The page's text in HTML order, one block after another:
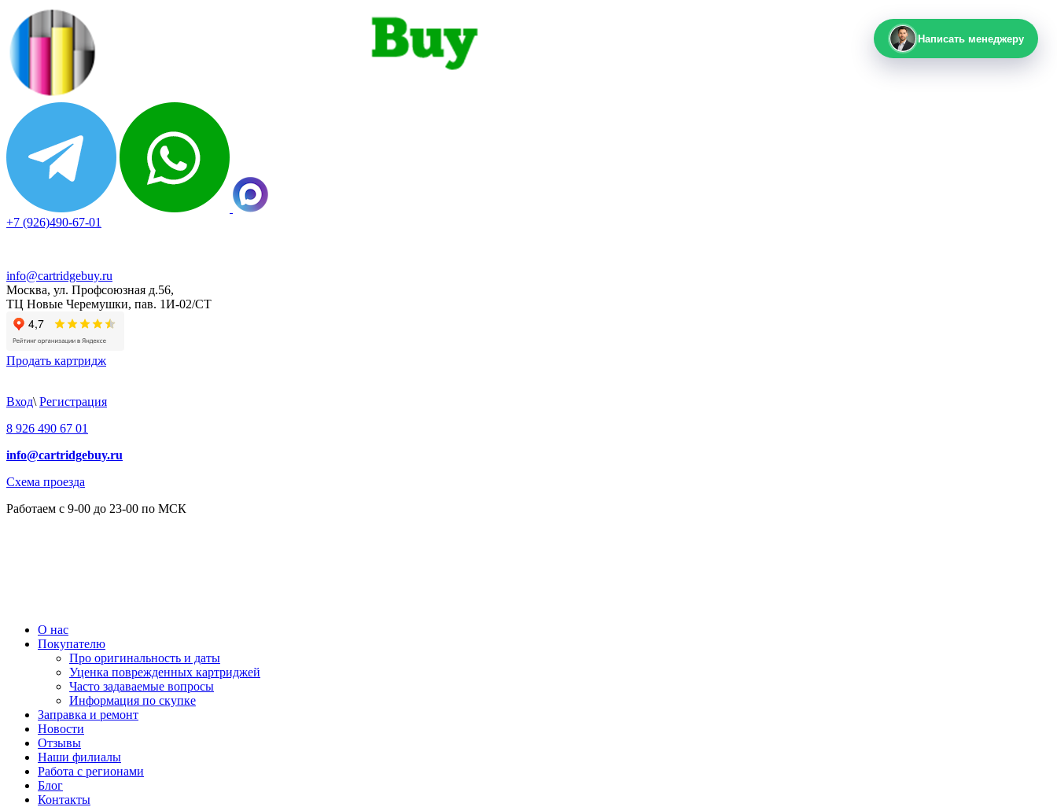
+7 (926)490-67-01
info@cartridgebuy.ru
Москва, ул. Профсоюзная д.56,
ТЦ Новые Черемушки, пав. 1И-02/СТ
Продать картридж
Вход\ Регистрация
8 926 490 67 01
info@cartridgebuy.ru
Схема проезда
Работаем с 9-00 до 23-00 по МСК
О нас
Покупателю
Про оригинальность и даты
Уценка поврежденных картриджей
Часто задаваемые вопросы
Информация по скупке
Заправка и ремонт
Новости
Отзывы
Наши филиалы
Работа с регионами
Блог
Контакты
Написать менеджеру